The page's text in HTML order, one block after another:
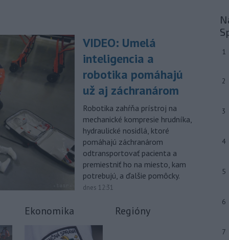
20:08 - Ruská dezinformačná
kampaň sa vo Francúzsku zamerala
na ďalšieho
kandidáta, bývalého
centristického premiéra Attala. Ako
informovala agentúra AFP, odhalil ju
mierou istoty“ pripísal proruskej
dezinformačnej sieti s názvom
Matrioška.
20:02 - Na jednokoľajovom
železničnom priecestí v Lozorne
došlo v stredupodvečer k zrážke
nákladného vlaku s osobným
- Úrady v severovýchodnej
Kolumbii v stredu zachránili
VIDEO: Umelá
inteligencia a
robotika pomáhajú
už aj záchranárom
Robotika zahŕňa prístroj na
mechanické kompresie hrudníka,
hydraulické nosidlá, ktoré
pomáhajú záchranárom
odtransportovať pacienta a
premiestniť ho na miesto, kam
potrebujú, a ďalšie pomôcky.
dnes 12:31
Ekonomika Regióny
1
2
3
4
5
6
7